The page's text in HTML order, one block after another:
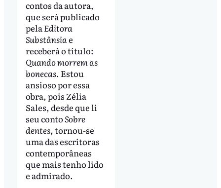
contos da autora,
que será publicado
pela Editora
Substânsia e
receberá o título:
Quando morrem as
bonecas. Estou
ansioso por essa
obra, pois Zélia
Sales, desde que li
seu contoSobre
dentes, tornou-se
uma das escritoras
contemporâneas
que mais tenho lido
e admirado.